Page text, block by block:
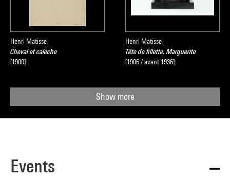
Henri Matisse
Cheval et calèche
[1900]
Henri Matisse
Tête de fillette, Marguerite
[1906 / avant 1936]
Show more
Events